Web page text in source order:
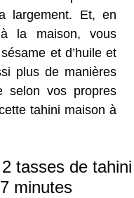
largement. Et, en
la maison, vous
et d’huile et
plus de manières
selon vos propres
tahini maison à
tasses de tahini
minutes